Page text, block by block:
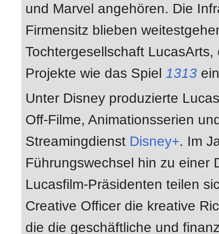
und Marvel angehören. Die
Firmensitz blieben
Tochtergesellschaft
Projekte wie das Spiel 1313
Unter Disney produzierte
Off-Filme, Animationsserien
Streamingdienst Disney+. Im
Führungswechsel hin zu einer
Lucasfilm-Präsidenten teilen
Creative Officer die kreative
die die geschäftliche und